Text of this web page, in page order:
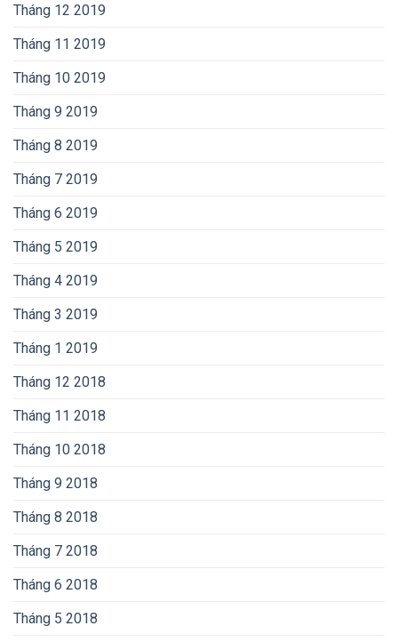
Tháng 12 2019
Tháng 11 2019
Tháng 10 2019
Tháng 9 2019
Tháng 8 2019
Tháng 7 2019
Tháng 6 2019
Tháng 5 2019
Tháng 4 2019
Tháng 3 2019
Tháng 1 2019
Tháng 12 2018
Tháng 11 2018
Tháng 10 2018
Tháng 9 2018
Tháng 8 2018
Tháng 7 2018
Tháng 6 2018
Tháng 5 2018